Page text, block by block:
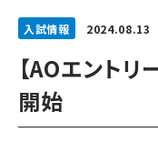
入試情報 2024.08.13
【AOエント
開始